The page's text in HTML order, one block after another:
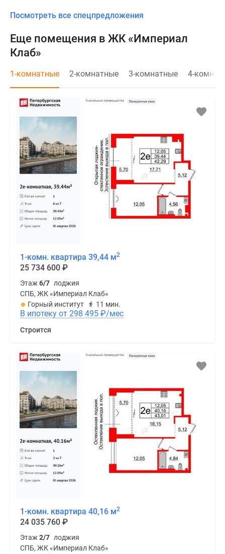
Посмотреть все спецпредложения
Еще помещения в ЖК «Империал
Клаб»
1-комнатные 2-комнатные 3-комнатные 4-
1-комн. квартира 39,44 м2
25 734 600 ₽
Этаж6/7 лоджия
СПБ, ЖК «Империал Клаб»
Горный институт
11 мин.
В ипотеку от 298 495 ₽/мес
Строится
1-комн. квартира 40,16 м2
24 035 760 ₽
Этаж2/7 лоджия
СПБ, ЖК «Империал Клаб»